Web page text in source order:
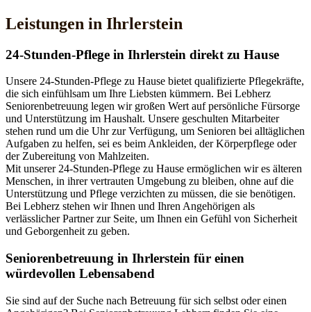
Leistungen in Ihrlerstein
24-Stunden-Pflege in Ihrlerstein direkt zu Hause
Unsere 24-Stunden-Pflege zu Hause bietet qualifizierte Pflegekräfte,
die sich einfühlsam um Ihre Liebsten kümmern. Bei Lebherz
Seniorenbetreuung legen wir großen Wert auf persönliche Fürsorge
und Unterstützung im Haushalt. Unsere geschulten Mitarbeiter
stehen rund um die Uhr zur Verfügung, um Senioren bei alltäglichen
Aufgaben zu helfen, sei es beim Ankleiden, der Körperpflege oder
der Zubereitung von Mahlzeiten.
Mit unserer 24-Stunden-Pflege zu Hause ermöglichen wir es älteren
Menschen, in ihrer vertrauten Umgebung zu bleiben, ohne auf die
Unterstützung und Pflege verzichten zu müssen, die sie benötigen.
Bei Lebherz stehen wir Ihnen und Ihren Angehörigen als
verlässlicher Partner zur Seite, um Ihnen ein Gefühl von Sicherheit
und Geborgenheit zu geben.
Senioren­betreuung in Ihrlerstein für einen
würdevollen Lebensabend
Sie sind auf der Suche nach Betreuung für sich selbst oder einen